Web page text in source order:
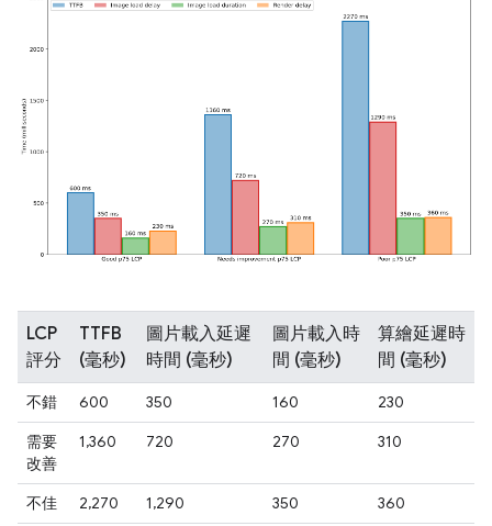
LCP
評分
TTFB
(毫秒)
圖片載入延遲
時間 (毫秒)
圖片載入時
間 (毫秒)
算繪延遲時
間 (毫秒)
不錯 600 350 160
230
需要
改善
1,360 720 270 310
不佳 2,270 1,290 350 360